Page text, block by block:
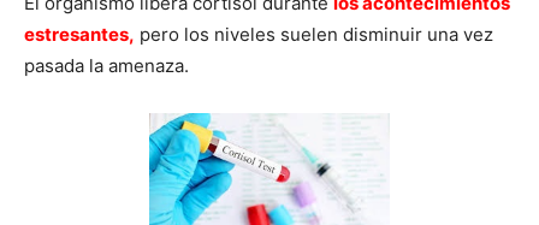
estresantes, pero los niveles suelen disminuir una vez
pasada la amenaza.